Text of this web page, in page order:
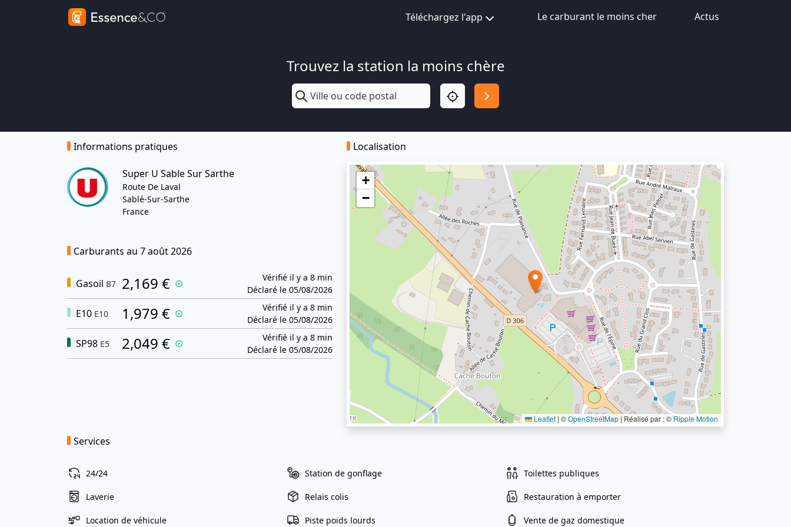
Téléchargez l'app Le carburant le moins cher Actus
Trouvez la station la moins chère
Informations pratiques
Super U Sable Sur Sarthe
Route De Laval
Sablé-Sur-Sarthe
France
Carburants au 7 août 2026
Gasoil B7 2,169 €
Vérifié il y a 8 min
Déclaré le 05/08/2026
E10 E10 1,979 €
Vérifié il y a 8 min
Déclaré le 05/08/2026
SP98 E5 2,049 €
Vérifié il y a 8 min
Déclaré le 05/08/2026
Localisation
+
−
Leaflet | ©OpenStreetMap| Réalisé par : © Ripple Motion
Services
24/24 Station de gonflage Toilettes publiques
Laverie Relais colis Restauration à emporter
Location de véhicule Piste poids lourds Vente de gaz domestique